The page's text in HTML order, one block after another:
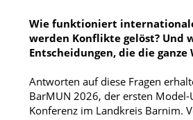
Wie funktioniert
werden Konflikte gelöst? Und
Entscheidungen, die die
Antworten auf diese Fragen
BarMUN 2026, der ersten
Konferenz im Landkreis Barnim.